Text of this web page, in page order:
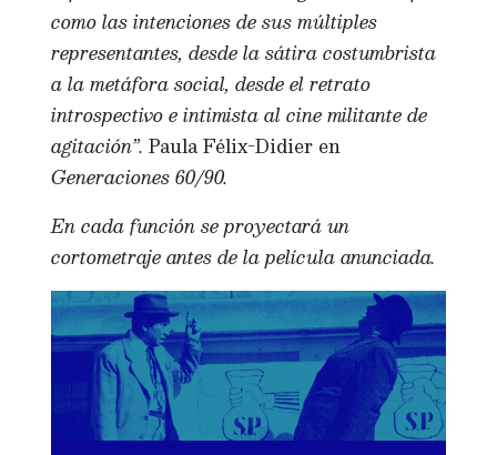
como las intenciones de sus múltiples
representantes, desde la sátira costumbrista
a la metáfora social, desde el retrato
introspectivo e intimista al cine militante de
agitación”.Paula Félix-Didier en
Generaciones 60/90.
En cada función se proyectará un
cortometraje antes de la película anunciada.